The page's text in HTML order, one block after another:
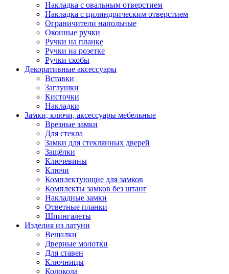
Накладка с овальным отверстием
Накладка с цилиндрическим отверстием
Ограничители напольные
Оконные ручки
Ручки на планке
Ручки на розетке
Ручки скобы
Декоративные аксессуары
Вставки
Заглушки
Кисточки
Накладки
Замки, ключи, аксессуары мебельные
Врезные замки
Для стекла
Замки для стеклянных дверей
Защёлки
Ключевины
Ключи
Комплектующие для замков
Комплекты замков без штанг
Накладные замки
Ответные планки
Шпингалеты
Изделия из латуни
Вешалки
Дверные молотки
Для ставен
Ключницы
Колокола